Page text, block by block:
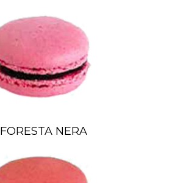
FORESTA NERA